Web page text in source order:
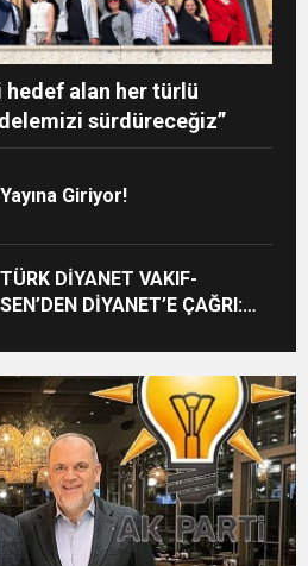
hedef alan her türlü
sürdüreceğiz”
Yayına Giriyor!
TÜRK DİYANET VAKIF-
SEN’DEN DİYANET’E ÇAĞRI:
VARKEN BAŞARILI GENÇLER
BEKLETİLMEMELİ”